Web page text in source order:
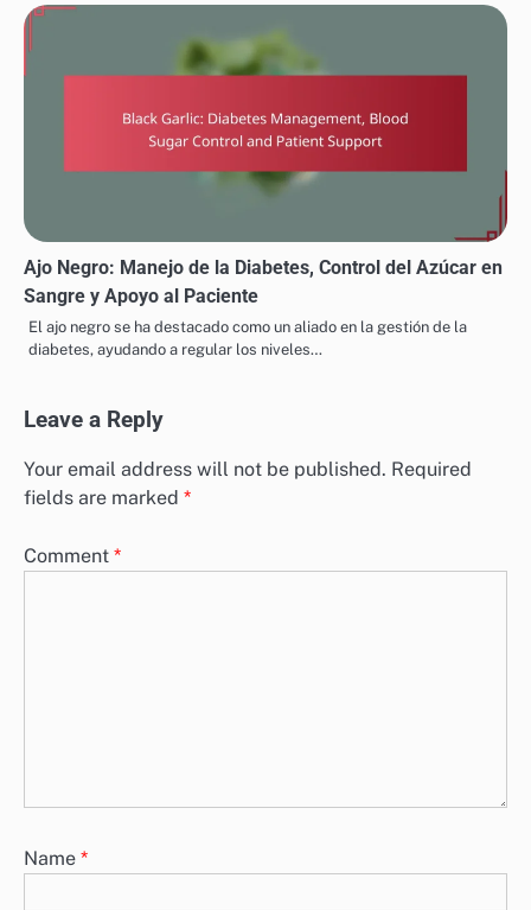
Ajo Negro: Manejo de la Diabetes, Control del Azúcar en
Sangre y Apoyo al Paciente
El ajo negro se ha destacado como un aliado en la gestión de la
diabetes, ayudando a regular los niveles…
Leave a Reply
Your email address will not be published. Required
fields are marked *
Comment *
Name *